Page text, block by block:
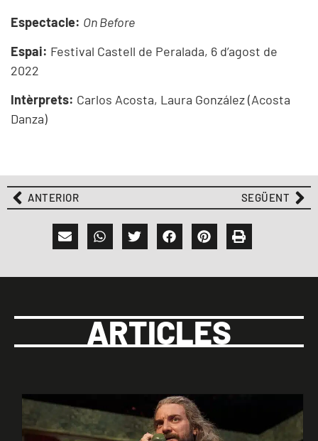
Espectacle: On Before
Espai: Festival Castell de Peralada, 6 d’agost de
2022
Intèrprets: Carlos Acosta, Laura González (Acosta
Danza)
ANTERIOR SEGÜENT
ARTICLES